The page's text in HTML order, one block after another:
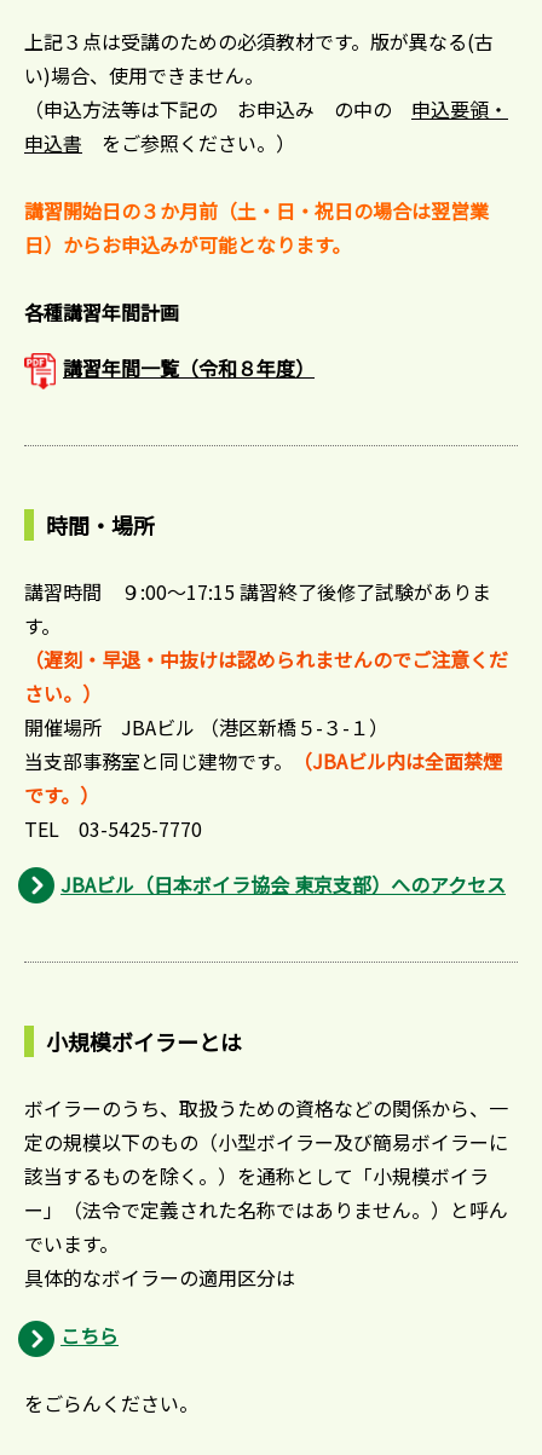
上記３点は受講のための必須教材です。版が異なる(古
い)場合、使用できません。
（申込方法等は下記の お申込み の中の 申込要領・
申込書 をご参照ください。）
講習開始日の３か月前（土・日・祝日の場合は翌営業
日）からお申込みが可能となります。
各種講習年間計画
講習年間一覧（令和８年度）
時間・場所
講習時間 ９:00～17:15 講習終了後修了試験がありま
す。
（遅刻・早退・中抜けは認められませんのでご注意くだ
さい。）
開催場所 JBAビル （港区新橋５-３-１）
当支部事務室と同じ建物です。
（JBAビル内は全面禁煙
です。）
TEL 03-5425-7770
JBAビル（日本ボイラ協会 東京支部）へのアクセス
小規模ボイラーとは
ボイラーのうち、取扱うための資格などの関係から、一
定の規模以下のもの（小型ボイラー及び簡易ボイラーに
該当するものを除く。）を通称として「小規模ボイラ
ー」（法令で定義された名称ではありません。）と呼ん
でいます。
具体的なボイラーの適用区分は
こちら
をごらんください。